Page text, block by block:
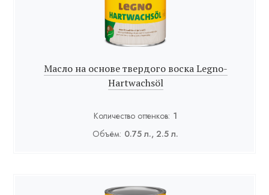
Масло на основе твердого воска Legno-
Hartwachsöl
Количество оттенков: 1
Объём: 0.75 л., 2.5 л.